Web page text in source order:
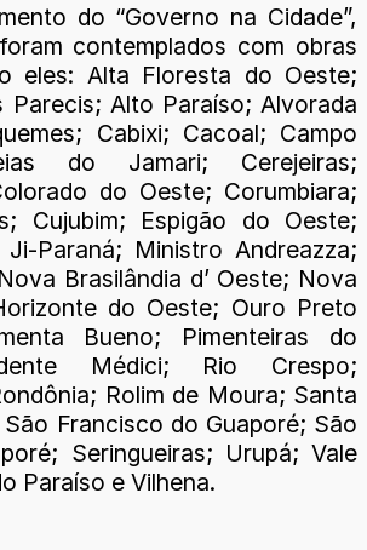
do “Governo na Cidade”,
contemplados com obras
eles: Alta Floresta do Oeste;
Parecis; Alto Paraíso; Alvorada
Cabixi; Cacoal; Campo
do Jamari; Cerejeiras;
do Oeste; Corumbiara;
Cujubim; Espigão do Oeste;
Paraná; Ministro Andreazza;
Brasilândia d’ Oeste; Nova
do Oeste; Ouro Preto
Bueno; Pimenteiras do
Médici; Rio Crespo;
Rolim de Moura; Santa
São Francisco do Guaporé; São
Seringueiras; Urupá; Vale
Paraíso e Vilhena.